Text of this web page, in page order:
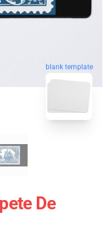
blank template
De